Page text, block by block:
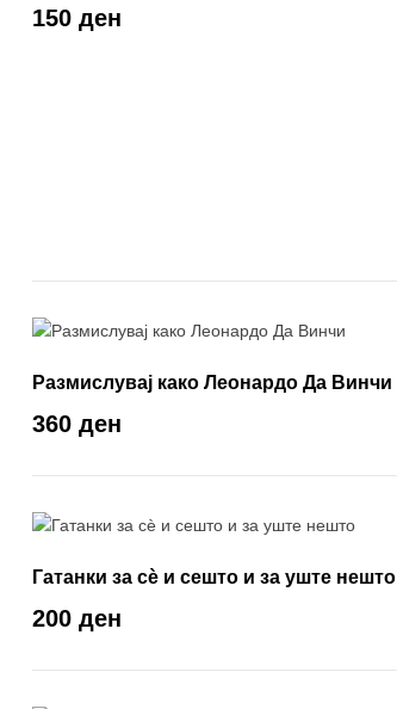
150 ден
Размислувај како Леонардо Да Винчи
360 ден
Гатанки за сѐ и сешто и за уште нешто
200 ден